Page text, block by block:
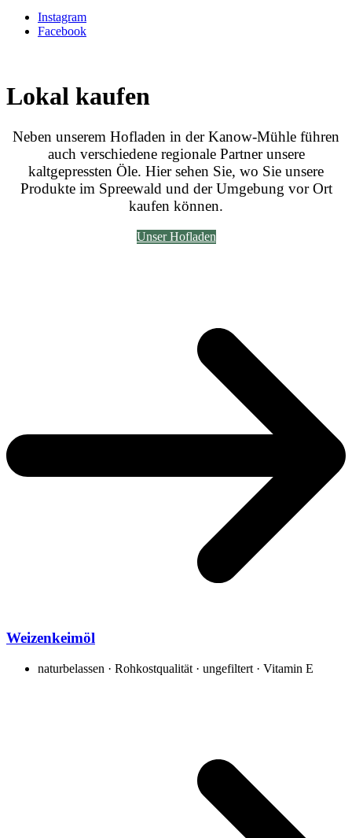
Instagram
Facebook
Lokal kaufen
Neben unserem Hofladen in der Kanow-Mühle führen
auch verschiedene regionale Partner unsere
kaltgepressten Öle. Hier sehen Sie, wo Sie unsere
Produkte im Spreewald und der Umgebung vor Ort
kaufen können.
Unser Hofladen
Weizenkeimöl
naturbelassen · Rohkostqualität · ungefiltert · Vitamin E